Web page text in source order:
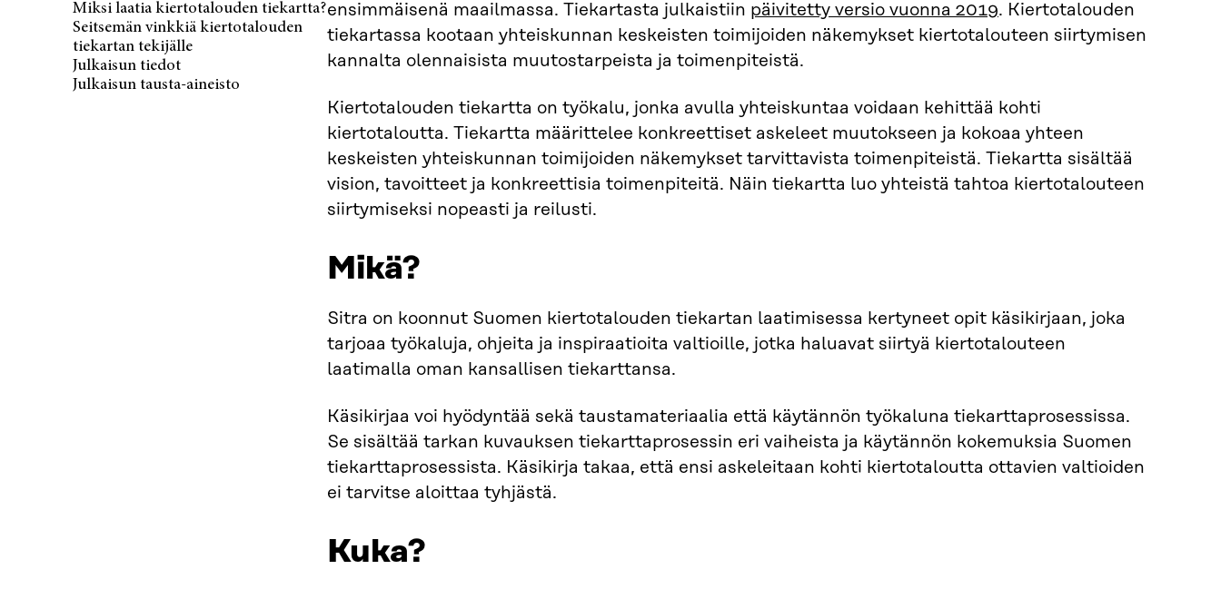
Miksi laatia kiertotalouden tiekartta?
Seitsemän vinkkiä kiertotalouden
tiekartan tekijälle
Julkaisun tiedot
Julkaisun tausta-aineisto
ensimmäisenä maailmassa. Tiekartasta julkaistiin päivitetty versio vuonna 2019. Kiertotalouden
tiekartassa kootaan yhteiskunnan keskeisten toimijoiden näkemykset kiertotalouteen siirtymisen
kannalta olennaisista muutostarpeista ja toimenpiteistä.
Kiertotalouden tiekartta on työkalu, jonka avulla yhteiskuntaa voidaan kehittää kohti
kiertotaloutta. Tiekartta määrittelee konkreettiset askeleet muutokseen ja kokoaa yhteen
keskeisten yhteiskunnan toimijoiden näkemykset tarvittavista toimenpiteistä. Tiekartta sisältää
vision, tavoitteet ja konkreettisia toimenpiteitä. Näin tiekartta luo yhteistä tahtoa kiertotalouteen
siirtymiseksi nopeasti ja reilusti.
Mikä?
Sitra on koonnut Suomen kiertotalouden tiekartan laatimisessa kertyneet opit käsikirjaan, joka
tarjoaa työkaluja, ohjeita ja inspiraatioita valtioille, jotka haluavat siirtyä kiertotalouteen
laatimalla oman kansallisen tiekarttansa.
Käsikirjaa voi hyödyntää sekä taustamateriaalia että käytännön työkaluna tiekarttaprosessissa.
Se sisältää tarkan kuvauksen tiekarttaprosessin eri vaiheista ja käytännön kokemuksia Suomen
tiekarttaprosessista. Käsikirja takaa, että ensi askeleitaan kohti kiertotaloutta ottavien valtioiden
ei tarvitse aloittaa tyhjästä.
Kuka?